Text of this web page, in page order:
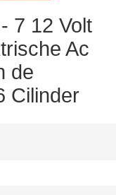
7 12 Volt
Ac
de
Cilinder